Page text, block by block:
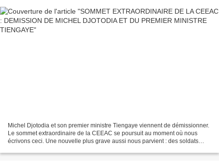
Michel Djotodia et son premier ministre Tiengaye viennent de démissionner.
Le sommet extraordinaire de la CEEAC se poursuit au moment où nous
écrivons ceci. Une nouvelle plus grave aussi nous parvient : des soldats